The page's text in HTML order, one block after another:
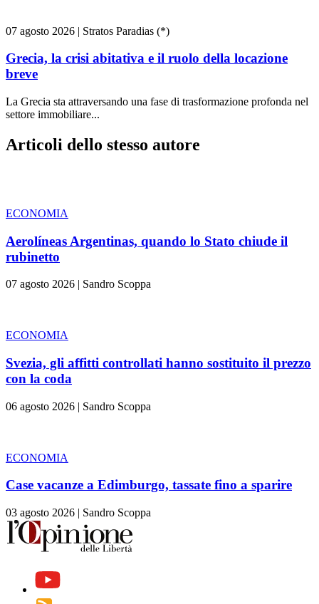
07 agosto 2026 | Stratos Paradias (*)
Grecia, la crisi abitativa e il ruolo della locazione
breve
La Grecia sta attraversando una fase di trasformazione profonda nel
settore immobiliare...
Articoli dello stesso autore
ECONOMIA
Aerolíneas Argentinas, quando lo Stato chiude il
rubinetto
07 agosto 2026 | Sandro Scoppa
ECONOMIA
Svezia, gli affitti controllati hanno sostituito il prezzo
con la coda
06 agosto 2026 | Sandro Scoppa
ECONOMIA
Case vacanze a Edimburgo, tassate fino a sparire
03 agosto 2026 | Sandro Scoppa